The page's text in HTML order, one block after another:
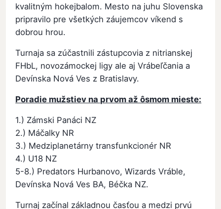
kvalitným hokejbalom. Mesto na juhu Slovenska
pripravilo pre všetkých záujemcov víkend s
dobrou hrou.
Turnaja sa zúčastnili zástupcovia z nitrianskej
FHbL, novozámockej ligy ale aj Vrábeľčania a
Devínska Nová Ves z Bratislavy.
Poradie mužstiev na prvom až ôsmom mieste:
1.) Zámski Panáci NZ
2.) Máčalky NR
3.) Medziplanetárny transfunkcionér NR
4.) U18 NZ
5-8.) Predators Hurbanovo, Wizards Vráble,
Devínska Nová Ves BA, Béčka NZ.
Turnaj začínal základnou časťou a medzi prvú